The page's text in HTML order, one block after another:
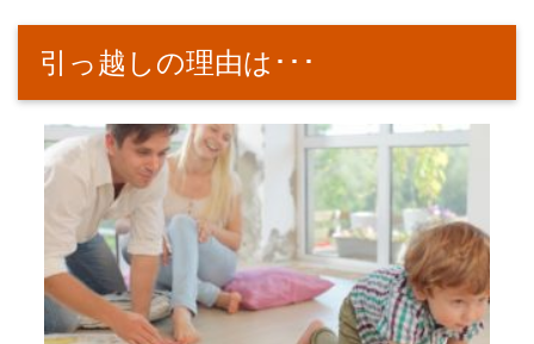
引っ越しの理由は･･･